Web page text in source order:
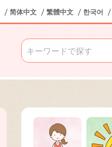
简体中文 繁體中文 한국어